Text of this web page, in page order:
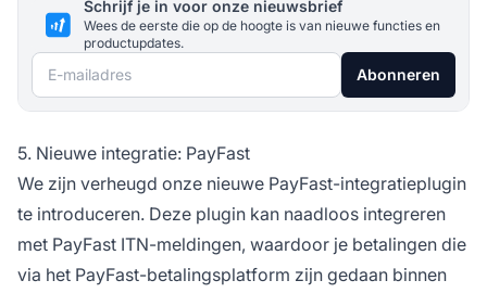
Schrijf je in voor onze nieuwsbrief
Wees de eerste die op de hoogte is van nieuwe functies en
productupdates.
E-mailadres Abonneren
5. Nieuwe integratie: PayFast
We zijn verheugd onze nieuwe PayFast-integratieplugin
te introduceren. Deze plugin kan naadloos integreren
met PayFast ITN-meldingen, waardoor je betalingen die
via het PayFast-betalingsplatform zijn gedaan binnen